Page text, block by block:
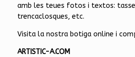
amb les teues fotos i textos:
trencaclosques, etc.
Visita la nostra botiga online i
ARTISTIC-A.COM